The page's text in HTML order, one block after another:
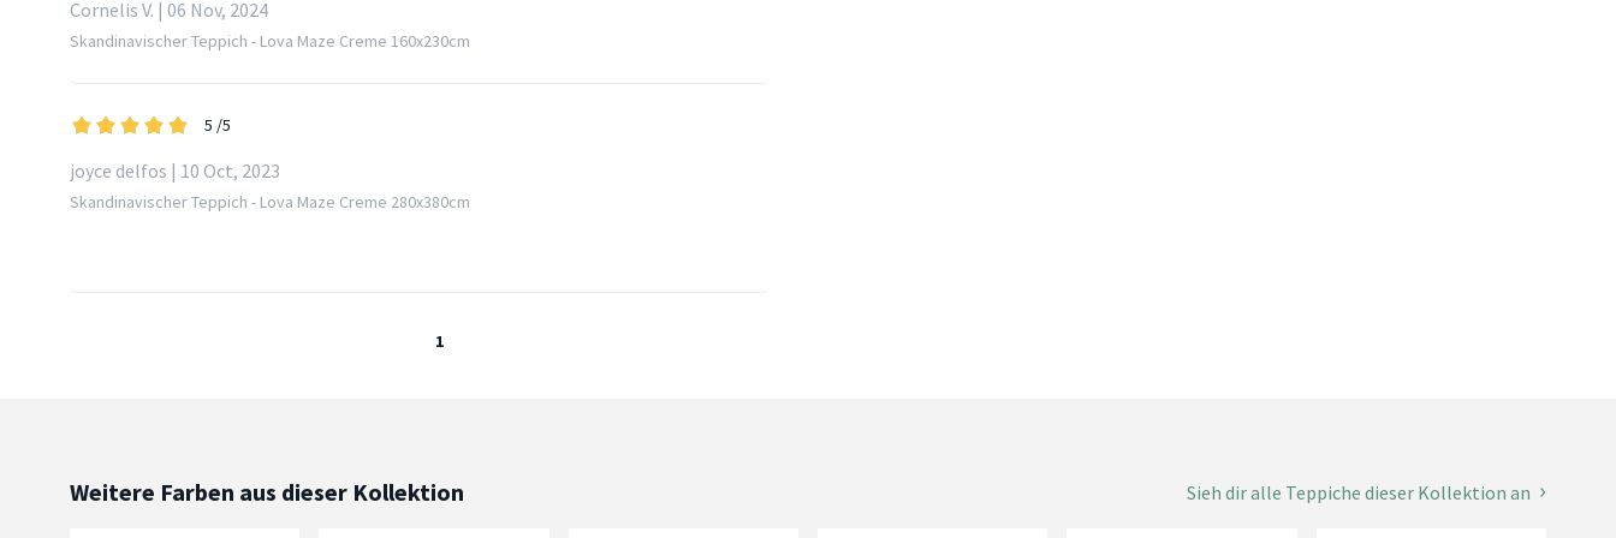
Cornelis V. | 06 Nov, 2024
Skandinavischer Teppich - Lova Maze Creme 160x230cm
5 /5
joyce delfos | 10 Oct, 2023
Skandinavischer Teppich - Lova Maze Creme 280x380cm
1
Weitere Farben aus dieser Kollektion Sieh dir alle Teppiche dieser Kollektion an